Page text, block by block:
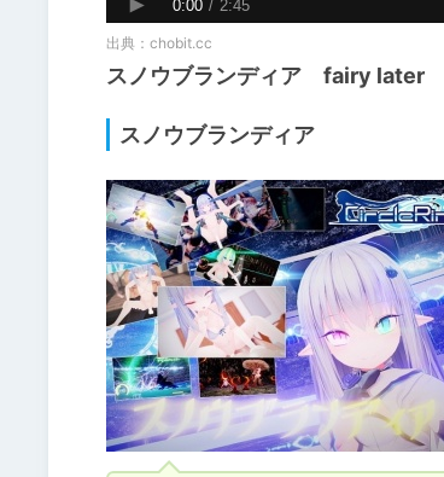
出典： chobit.cc
スノウブランディア fairy later
スノウブランディア